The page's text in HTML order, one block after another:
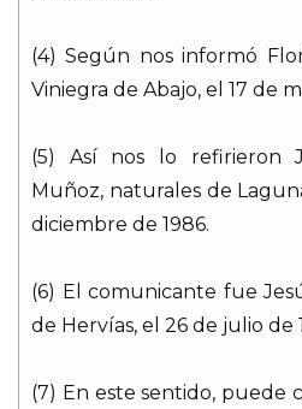
(4) Según nos informó
Viniegra de Abajo, el 17 de
(5) Así nos lo refirieron
Muñoz, naturales de
diciembre de 1986.
(6) El comunicante fue
de Hervías, el 26 de julio de
(7) En este sentido, puede